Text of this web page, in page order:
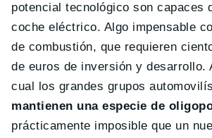
potencial tecnológico son capaces
coche eléctrico. Algo impensable
de combustión, que requieren
de euros de inversión y desarrollo.
cual los grandes grupos
mantienen una especie de
prácticamente imposible que un